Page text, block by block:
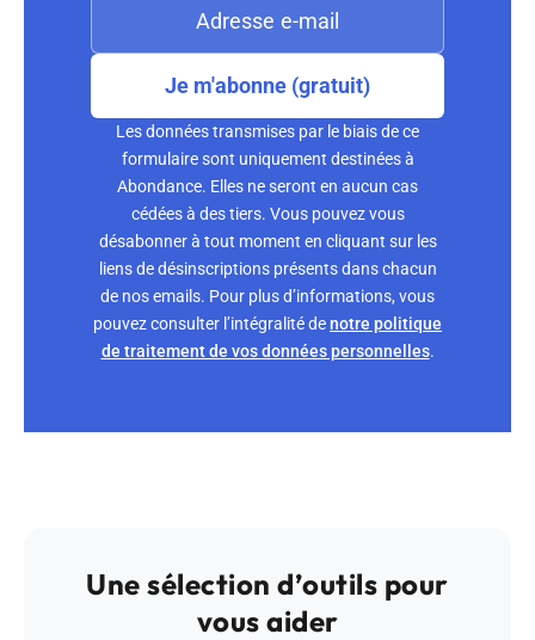
Je m'abonne (gratuit)
Les données transmises par le biais de ce
formulaire sont uniquement destinées à
Abondance. Elles ne seront en aucun cas
cédées à des tiers. Vous pouvez vous
désabonner à tout moment en cliquant sur les
liens de désinscriptions présents dans chacun
de nos emails. Pour plus d’informations, vous
pouvez consulter l’intégralité denotre politique
de traitement de vos données personnelles.
Une sélection d’outils pour
vous aider